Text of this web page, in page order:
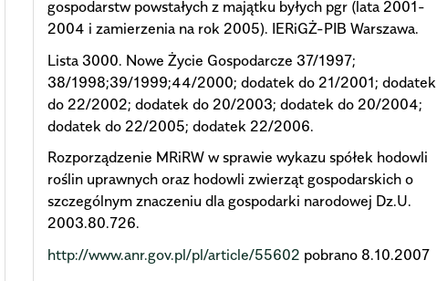
gospodarstw powstałych z majątku byłych pgr (lata 2001-
2004 i zamierzenia na rok 2005). IERiGŻ-PIB Warszawa.
Lista 3000. Nowe Życie Gospodarcze 37/1997;
38/1998;39/1999;44/2000; dodatek do 21/2001; dodatek
do 22/2002; dodatek do 20/2003; dodatek do 20/2004;
dodatek do 22/2005; dodatek 22/2006.
Rozporządzenie MRiRW w sprawie wykazu spółek hodowli
roślin uprawnych oraz hodowli zwierząt gospodarskich o
szczególnym znaczeniu dla gospodarki narodowej Dz.U.
2003.80.726.
http://www.anr.gov.pl/pl/article/55602 pobrano 8.10.2007